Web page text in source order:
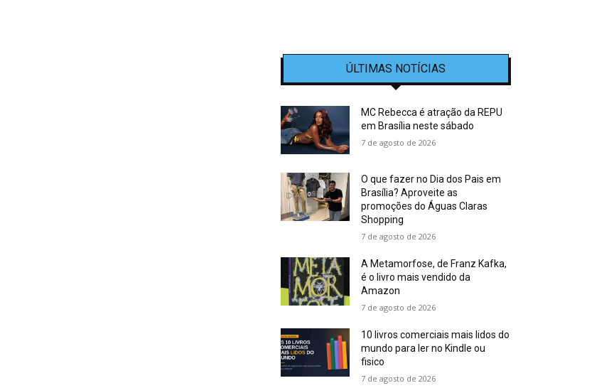
ÚLTIMAS NOTÍCIAS
MC Rebecca é atração da REPU
em Brasília neste sábado
7 de agosto de 2026
O que fazer no Dia dos Pais em
Brasília? Aproveite as
promoções do Águas Claras
Shopping
7 de agosto de 2026
A Metamorfose, de Franz Kafka,
é o livro mais vendido da
Amazon
7 de agosto de 2026
10 livros comerciais mais lidos do
mundo para ler no Kindle ou
fisico
7 de agosto de 2026